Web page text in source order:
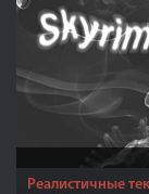
Реалистичные